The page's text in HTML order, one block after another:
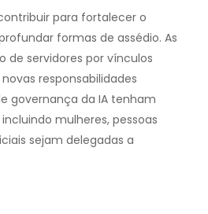
para fortalecer o
formas de assédio. As
de servidores por vínculos
responsabilidades
governança da IA tenham
mulheres, pessoas
sejam delegadas a